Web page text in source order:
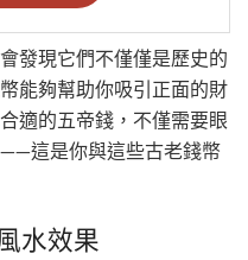
發現它們不僅僅是歷史的
能夠幫助你吸引正面的財
適的五帝錢，不僅需要眼
這是你與這些古老錢幣
水效果